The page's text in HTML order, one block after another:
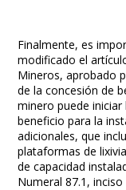
Finalmente, es
modificado el
Mineros, aprobado
de la concesión de
minero puede
beneficio para la
adicionales, que
plataformas de
de capacidad
Numeral 87.1, inciso